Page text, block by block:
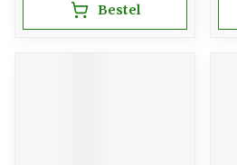
Bestel